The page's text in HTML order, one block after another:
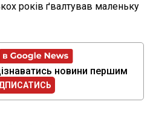
років ґвалтував маленьку
новини першим